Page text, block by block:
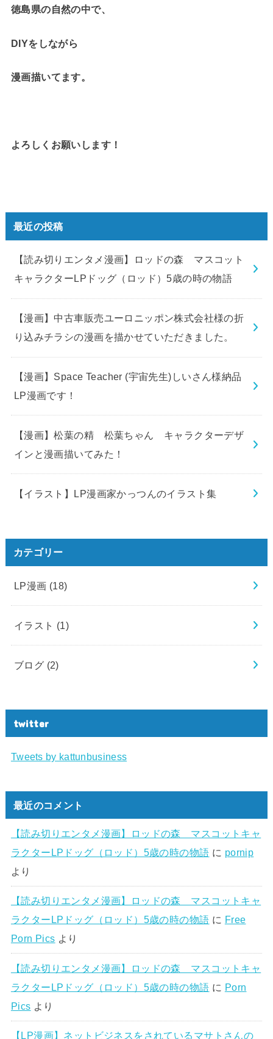
徳島県の自然の中で、
DIYをしながら
漫画描いてます。
よろしくお願いします！
最近の投稿
【読み切りエンタメ漫画】ロッドの森 マスコット
キャラクターLPドッグ（ロッド）5歳の時の物語
【漫画】中古車販売ユーロニッポン株式会社様の折
り込みチラシの漫画を描かせていただきました。
【漫画】Space Teacher (宇宙先生)しいさん様納品
LP漫画です！
【漫画】松葉の精 松葉ちゃん キャラクターデザ
インと漫画描いてみた！
【イラスト】LP漫画家かっつんのイラスト集
カテゴリー
LP漫画 (18)
イラスト (1)
ブログ (2)
twitter
Tweets by kattunbusiness
最近のコメント
【読み切りエンタメ漫画】ロッドの森 マスコットキャ
ラクターLPドッグ（ロッド）5歳の時の物語 に pornip
より
【読み切りエンタメ漫画】ロッドの森 マスコットキャ
ラクターLPドッグ（ロッド）5歳の時の物語 に Free
Porn Pics より
【読み切りエンタメ漫画】ロッドの森 マスコットキャ
ラクターLPドッグ（ロッド）5歳の時の物語 に Porn
Pics より
【LP漫画】ネットビジネスをされているマサトさんの